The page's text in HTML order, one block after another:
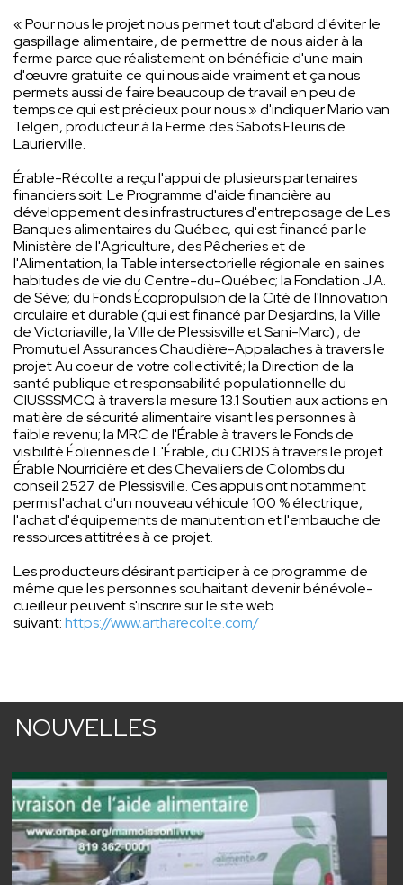
« Pour nous le projet nous permet tout d'abord d'éviter le
gaspillage alimentaire, de permettre de nous aider à la
ferme parce que réalistement on bénéficie d'une main
d'œuvre gratuite ce qui nous aide vraiment et ça nous
permets aussi de faire beaucoup de travail en peu de
temps ce qui est précieux pour nous » d'indiquer Mario van
Telgen, producteur à la Ferme des Sabots Fleuris de
Laurierville.
Érable-Récolte a reçu l'appui de plusieurs partenaires
financiers soit: Le Programme d'aide financière au
développement des infrastructures d'entreposage de Les
Banques alimentaires du Québec, qui est financé par le
Ministère de l'Agriculture, des Pêcheries et de
l'Alimentation; la Table intersectorielle régionale en saines
habitudes de vie du Centre-du-Québec; la Fondation J.A.
de Sève; du Fonds Écopropulsion de la Cité de l'Innovation
circulaire et durable (qui est financé par Desjardins, la Ville
de Victoriaville, la Ville de Plessisville et Sani-Marc) ; de
Promutuel Assurances Chaudière-Appalaches à travers le
projet Au coeur de votre collectivité; la Direction de la
santé publique et responsabilité populationnelle du
CIUSSSMCQ à travers la mesure 13.1 Soutien aux actions en
matière de sécurité alimentaire visant les personnes à
faible revenu; la MRC de l'Érable à travers le Fonds de
visibilité Éoliennes de L'Érable, du CRDS à travers le projet
Érable Nourricière et des Chevaliers de Colombs du
conseil 2527 de Plessisville. Ces appuis ont notamment
permis l'achat d'un nouveau véhicule 100 % électrique,
l'achat d'équipements de manutention et l'embauche de
ressources attitrées à ce projet.
Les producteurs désirant participer à ce programme de
même que les personnes souhaitant devenir bénévole-
cueilleur peuvent s'inscrire sur le site web
suivant:https://www.artharecolte.com/
NOUVELLES